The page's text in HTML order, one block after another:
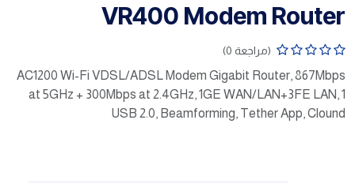
VR400 Modem Router
(مراجعة 0)
AC1200 Wi-Fi VDSL/ADSL Modem Gigabit Router, 867Mbps
at 5GHz + 300Mbps at 2.4GHz, 1GE WAN/LAN+3FE LAN, 1
USB 2.0, Beamforming, Tether App, Clound